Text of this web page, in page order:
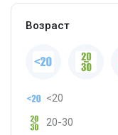
Возраст
<20
20-30